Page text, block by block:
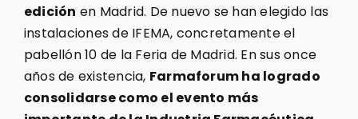
edición en Madrid. De nuevo se han elegido las
instalaciones de IFEMA, concretamente el
pabellón 10 de la Feria de Madrid. En sus once
años de existencia, Farmaforum ha logrado
consolidarse como el evento más